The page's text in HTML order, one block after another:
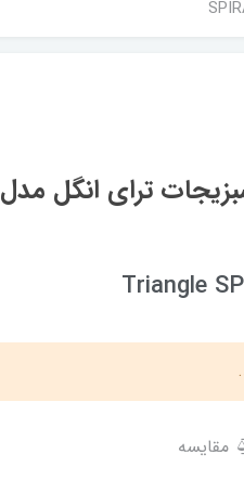
ترای انگل مدل
Triangle
مقایسه